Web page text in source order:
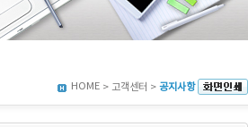
HOME > 고객센터 > 공지사항